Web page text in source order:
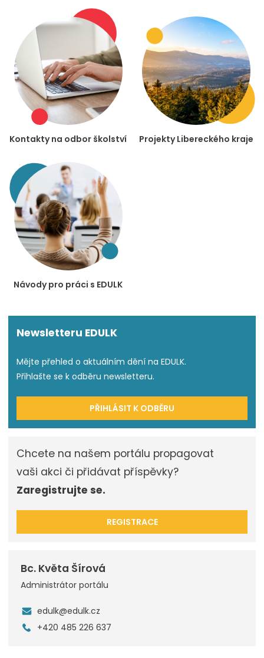
Kontakty na odbor školství Projekty Libereckého kraje
Návody pro práci s EDULK
Newsletteru EDULK
Mějte přehled o aktuálním dění na EDULK.
Přihlašte se k odběru newsletteru.
PŘIHLÁSIT K ODBĚRU
Chcete na našem portálu propagovat
vaši akci či přidávat příspěvky?
Zaregistrujte se.
REGISTRACE
Bc. Květa Šírová
Administrátor portálu
edulk@edulk.cz
+420 485 226 637